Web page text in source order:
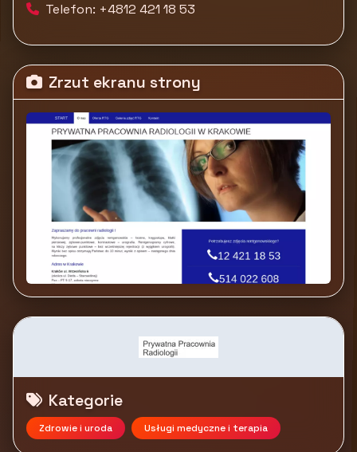
Telefon: +4812 421 18 53
Zrzut ekranu strony
Kategorie
Zdrowie i uroda Usługi medyczne i terapia